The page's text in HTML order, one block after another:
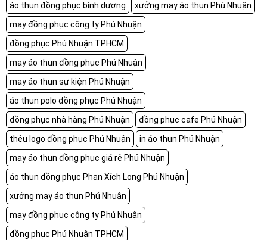
áo thun đồng phục bình dương
xưởng may áo thun Phú Nhuận
may đồng phục công ty Phú Nhuận
đồng phục Phú Nhuận TPHCM
may áo thun đồng phục Phú Nhuận
may áo thun sự kiện Phú Nhuận
áo thun polo đồng phục Phú Nhuận
đồng phục nhà hàng Phú Nhuận
đồng phục cafe Phú Nhuận
thêu logo đồng phục Phú Nhuận
in áo thun Phú Nhuận
may áo thun đồng phục giá rẻ Phú Nhuận
áo thun đồng phục Phan Xích Long Phú Nhuận
xưởng may áo thun Phú Nhuận
may đồng phục công ty Phú Nhuận
đồng phục Phú Nhuận TPHCM